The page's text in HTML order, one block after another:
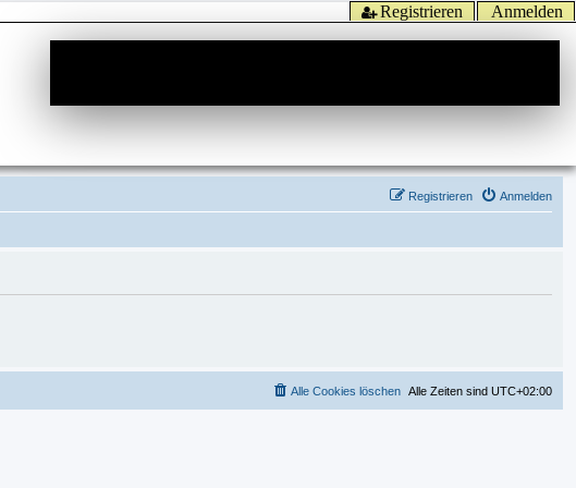
Anmelden
Registrieren
Anmelden
Registrieren
Alle Zeiten sind UTC+02:00
Alle Cookies löschen